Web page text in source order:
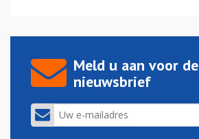
Meld u aan voor de
nieuwsbrief